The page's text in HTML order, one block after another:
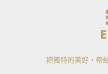
把獨特的美好，帶